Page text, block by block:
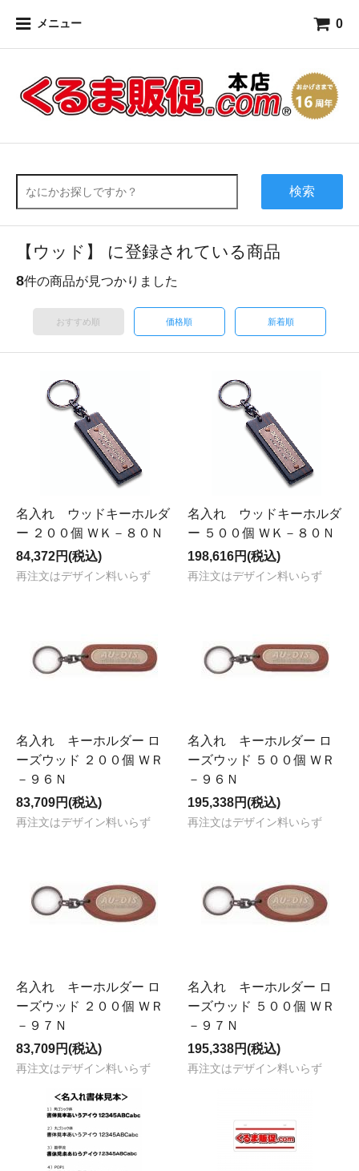
メニュー 0
検索
【ウッド】 に登録されている商品
8件の商品が見つかりました
おすすめ順 価格順 新着順
名入れ ウッドキーホルダ
ー ２００個 ＷＫ－８０Ｎ
84,372円(税込)
再注文はデザイン料いらず
名入れ ウッドキーホルダ
ー ５００個 ＷＫ－８０Ｎ
198,616円(税込)
再注文はデザイン料いらず
名入れ キーホルダー ロ
ーズウッド ２００個 ＷＲ
－９６Ｎ
83,709円(税込)
再注文はデザイン料いらず
名入れ キーホルダー ロ
ーズウッド ５００個 ＷＲ
－９６Ｎ
195,338円(税込)
再注文はデザイン料いらず
名入れ キーホルダー ロ
ーズウッド ２００個 ＷＲ
－９７Ｎ
83,709円(税込)
再注文はデザイン料いらず
名入れ キーホルダー ロ
ーズウッド ５００個 ＷＲ
－９７Ｎ
195,338円(税込)
再注文はデザイン料いらず